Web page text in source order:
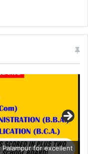
Palampur for excellent